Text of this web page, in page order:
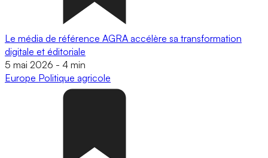
Le média de référence AGRA accélère sa transformation
digitale et éditoriale
5 mai 2026 - 4 min
Europe Politique agricole